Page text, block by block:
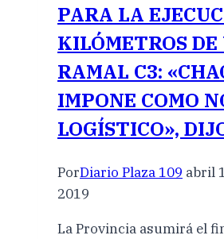
PARA LA
KILÓMETROS
RAMAL C3:
IMPONE COMO
LOGÍSTICO»,
PorDiario Plaza 109 abril
2019
La Provincia asumirá el